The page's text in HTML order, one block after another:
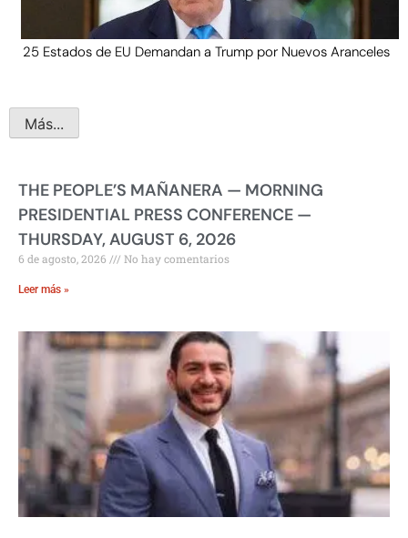
25 Estados de EU Demandan a Trump por Nuevos Aranceles
Más...
THE PEOPLE’S MAÑANERA — MORNING
PRESIDENTIAL PRESS CONFERENCE —
THURSDAY, AUGUST 6, 2026
6 de agosto, 2026 No hay comentarios
Leer más »